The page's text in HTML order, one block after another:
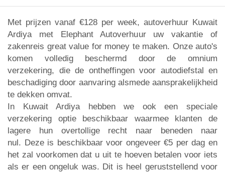
Met prijzen vanaf €128 per week, autoverhuur Kuwait
Ardiya met Elephant Autoverhuur uw vakantie of
zakenreis great value for money te maken. Onze auto's
komen volledig beschermd door de omnium
verzekering, die de ontheffingen voor autodiefstal en
beschadiging door aanvaring alsmede aansprakelijkheid
te dekken omvat.
In Kuwait Ardiya hebben we ook een speciale
verzekering optie beschikbaar waarmee klanten de
lagere hun overtollige recht naar beneden naar
nul. Deze is beschikbaar voor ongeveer €5 per dag en
het zal voorkomen dat u uit te hoeven betalen voor iets
als er een ongeluk was. Dit is heel geruststellend voor